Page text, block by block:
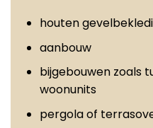
houten
aanbouw
bijgebouwen zoals
woonunits
pergola of